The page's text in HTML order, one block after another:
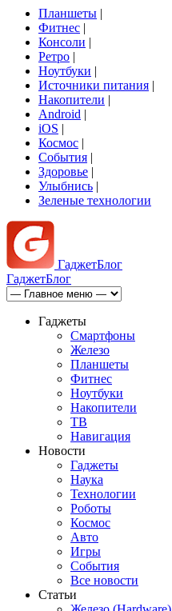
Планшеты |
Фитнес |
Консоли |
Ретро |
Ноутбуки |
Источники питания |
Накопители |
Android |
iOS |
Космос |
События |
Здоровье |
Улыбнись |
Зеленые технологии
ГаджетБлог
ГаджетБлог
Гаджеты
Смартфоны
Железо
Планшеты
Фитнес
Ноутбуки
Накопители
ТВ
Навигация
Новости
Гаджеты
Наука
Технологии
Роботы
Космос
Авто
Игры
События
Все новости
Статьи